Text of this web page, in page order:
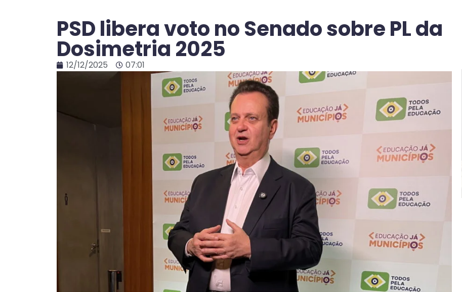
PSD libera voto no Senado sobre PL da
Dosimetria 2025
12/12/2025 07:01